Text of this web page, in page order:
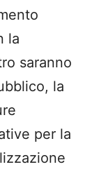
la
saranno
la
per la